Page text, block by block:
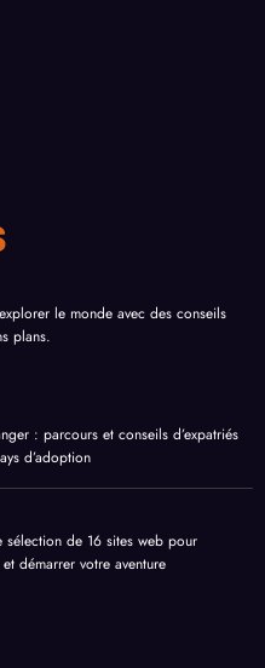
le monde avec des conseils
plans.